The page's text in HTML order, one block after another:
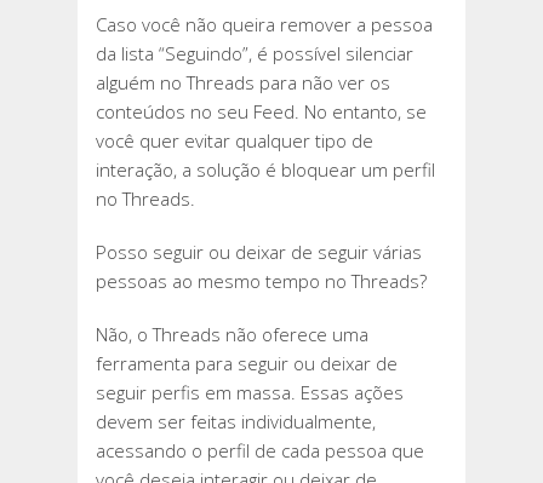
Caso você não queira remover a pessoa
da lista “Seguindo”, é possível silenciar
alguém no Threads para não ver os
conteúdos no seu Feed. No entanto, se
você quer evitar qualquer tipo de
interação, a solução é bloquear um perfil
no Threads.
Posso seguir ou deixar de seguir várias
pessoas ao mesmo tempo no Threads?
Não, o Threads não oferece uma
ferramenta para seguir ou deixar de
seguir perfis em massa. Essas ações
devem ser feitas individualmente,
acessando o perfil de cada pessoa que